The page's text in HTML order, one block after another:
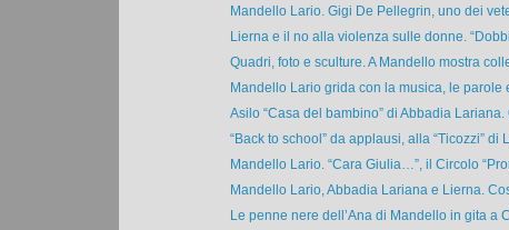
Mandello Lario. Gigi De Pellegrin, uno dei
Lierna e il no alla violenza sulle donne.
Quadri, foto e sculture. A Mandello mostra
Mandello Lario grida con la musica, le parole e
Asilo “Casa del bambino” di Abbadia Lariana.
“Back to school” da applausi, alla “Ticozzi” di
Mandello Lario. “Cara Giulia…”, il Circolo
Mandello Lario, Abbadia Lariana e Lierna.
Le penne nere dell’Ana di Mandello in gita a